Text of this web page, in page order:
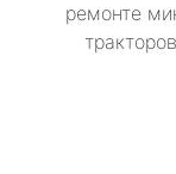
ремонте